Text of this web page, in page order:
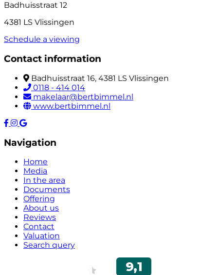
Badhuisstraat 12
4381 LS Vlissingen
Schedule a viewing
Contact information
Badhuisstraat 16, 4381 LS Vlissingen
0118 - 414 014
makelaar@bertbimmel.nl
www.bertbimmel.nl
Navigation
Home
Media
In the area
Documents
Offering
About us
Reviews
Contact
Valuation
Search query